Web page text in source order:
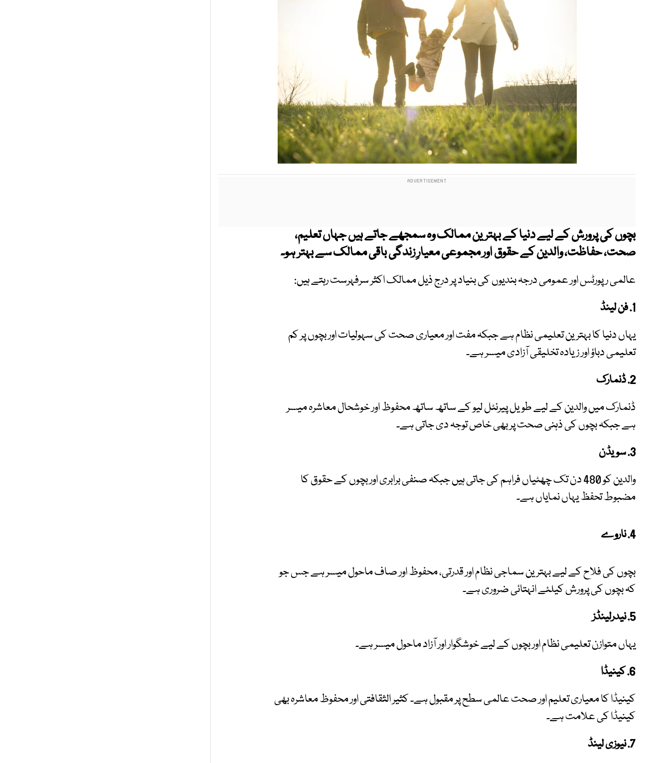
بچوں کی پرورش کے لیے دنیا کے بہترین ممالک وہ سمجھے جاتے ہیں جہاں تعلیم،
صحت، حفاظت، والدین کے حقوق اور مجموعی معیارِ زندگی باقی ممالک سے بہتر ہو۔
عالمی رپورٹس اور عمومی درجہ بندیوں کی بنیاد پر درج ذیل ممالک اکثر سرفہرست رہتے ہیں:
1. فن لینڈ
یہاں دنیا کا بہترین تعلیمی نظام ہے جبکہ مفت اور معیاری صحت کی سہولیات اور بچوں پر کم
تعلیمی دباؤ اور زیادہ تخلیقی آزادی میسر ہے۔
2. ڈنمارک
ڈنمارک میں والدین کے لیے طویل پیرنٹل لیو کے ساتھ ساتھ محفوظ اور خوشحال معاشرہ میسر
ہے جبکہ بچوں کی ذہنی صحت پر بھی خاص توجہ دی جاتی ہے۔
3. سویڈن
والدین کو 480 دن تک چھٹیاں فراہم کی جاتی ہیں جبکہ صنفی برابری اور بچوں کے حقوق کا
مضبوط تحفظ یہاں نمایاں ہے۔
4. ناروے
بچوں کی فلاح کے لیے بہترین سماجی نظام اور قدرتی، محفوظ اور صاف ماحول میسر ہے جس جو
کہ بچوں کی پرورش کیلئے انہتائی ضروری ہے۔
5. نیدرلینڈز
یہاں متوازن تعلیمی نظام اور بچوں کے لیے خوشگوار اور آزاد ماحول میسر ہے۔
6. کینیڈا
کینیڈا کا معیاری تعلیم اور صحت عالمی سطح پر مقبول ہے۔ کثیر الثقافتی اور محفوظ معاشرہ بھی
کینیڈا کی علامت ہے۔
7. نیوزی لینڈ